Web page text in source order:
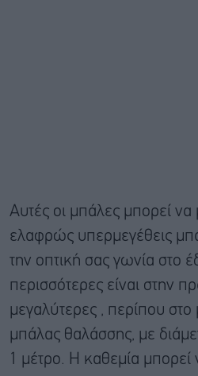
Αυτές οι μπάλες μπορεί να
ελαφρώς υπερμεγέθεις
την οπτική σας γωνία στο
περισσότερες είναι στην
μεγαλύτερες , περίπου στο
μπάλας θαλάσσης, με
1 μέτρο. Η καθεμία μπορεί